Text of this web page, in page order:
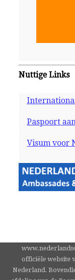
Nuttige Links
Paspoort
Visum voor
officiële website
Nederland.